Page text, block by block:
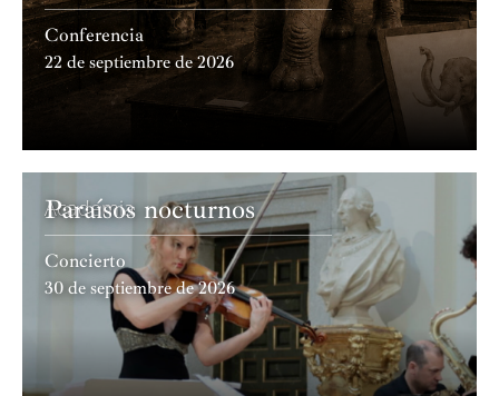
Conferencia
22 de septiembre de 2026
Academia
Paraísos nocturnos
Concierto
30 de septiembre de 2026